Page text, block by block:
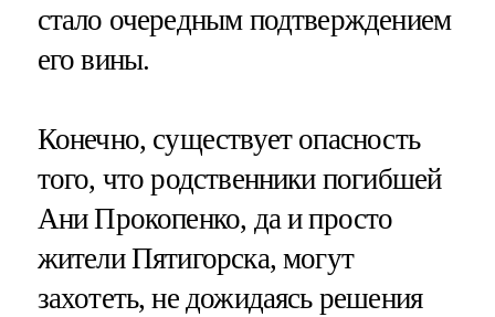
стало очередным подтверждением
его вины.
Конечно, существует опасность
того, что родственники погибшей
Ани Прокопенко, да и просто
жители Пятигорска, могут
захотеть, не дожидаясь решения